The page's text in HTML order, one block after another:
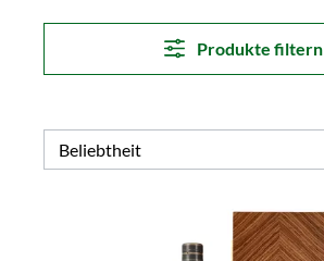
Produkte filtern